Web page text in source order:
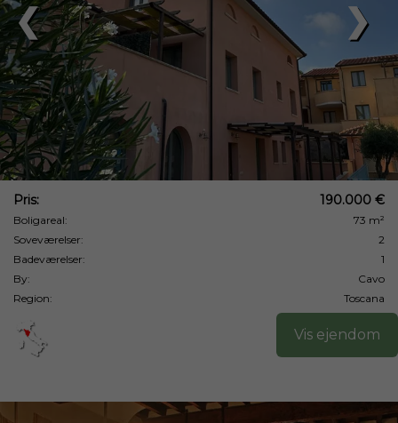
❯
❮
Pris: 190.000 €
Boligareal:
73 m²
Soveværelser:
2
Badeværelser:
1
By:
Cavo
Region:
Toscana
Vis ejendom